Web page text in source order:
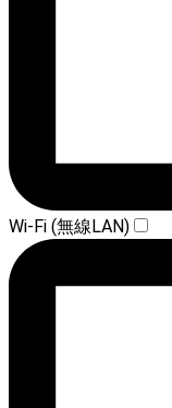
Wi-Fi (無線LAN)